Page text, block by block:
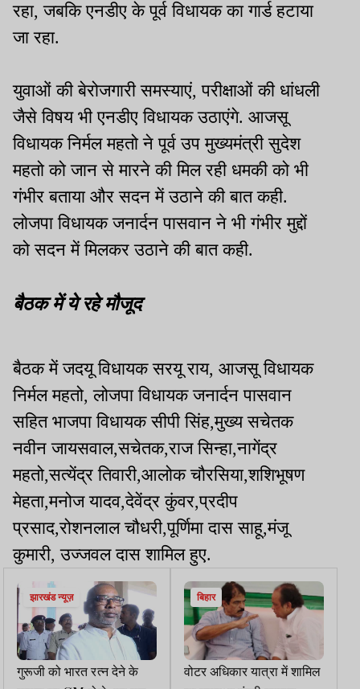
रहा, जबकि एनडीए के पूर्व विधायक का गार्ड हटाया
जा रहा.
युवाओं की बेरोजगारी समस्याएं, परीक्षाओं की धांधली
जैसे विषय भी एनडीए विधायक उठाएंगे. आजसू
विधायक निर्मल महतो ने पूर्व उप मुख्यमंत्री सुदेश
महतो को जान से मारने की मिल रही धमकी को भी
गंभीर बताया और सदन में उठाने की बात कही.
लोजपा विधायक जनार्दन पासवान ने भी गंभीर मुद्दों
को सदन में मिलकर उठाने की बात कही.
बैठक में ये रहे मौजूद
बैठक में जदयू विधायक सरयू राय, आजसू विधायक
निर्मल महतो, लोजपा विधायक जनार्दन पासवान
सहित भाजपा विधायक सीपी सिंह,मुख्य सचेतक
नवीन जायसवाल,सचेतक,राज सिन्हा,नागेंद्र
महतो,सत्येंद्र तिवारी,आलोक चौरसिया,शशिभूषण
मेहता,मनोज यादव,देवेंद्र कुंवर,प्रदीप
प्रसाद,रोशनलाल चौधरी,पूर्णिमा दास साहू,मंजू
कुमारी, उज्जवल दास शामिल हुए.
झारखंड न्यूज़
गुरूजी को भारत रत्न देने के
बिहार
वोटर अधिकार यात्रा में शामिल